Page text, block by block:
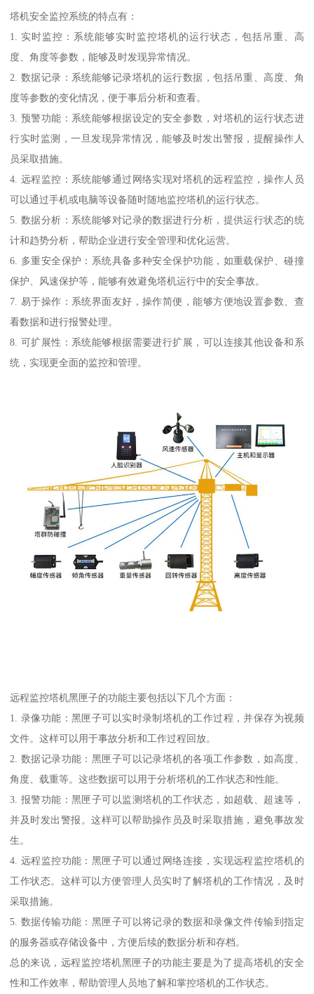
塔机安全监控系统的特点有：
1. 实时监控：系统能够实时监控塔机的运行状态，包括吊重、高
度、角度等参数，能够及时发现异常情况。
2. 数据记录：系统能够记录塔机的运行数据，包括吊重、高度、角
度等参数的变化情况，便于事后分析和查看。
3. 预警功能：系统能够根据设定的安全参数，对塔机的运行状态进
行实时监测，一旦发现异常情况，能够及时发出警报，提醒操作人
员采取措施。
4. 远程监控：系统能够通过网络实现对塔机的远程监控，操作人员
可以通过手机或电脑等设备随时随地监控塔机的运行状态。
5. 数据分析：系统能够对记录的数据进行分析，提供运行状态的统
计和趋势分析，帮助企业进行安全管理和优化运营。
6. 多重安全保护：系统具备多种安全保护功能，如重载保护、碰撞
保护、风速保护等，能够有效避免塔机运行中的安全事故。
7. 易于操作：系统界面友好，操作简便，能够方便地设置参数、查
看数据和进行报警处理。
8. 可扩展性：系统能够根据需要进行扩展，可以连接其他设备和系
统，实现更全面的监控和管理。
远程监控塔机黑匣子的功能主要包括以下几个方面：
1. 录像功能：黑匣子可以实时录制塔机的工作过程，并保存为视频
文件。这样可以用于事故分析和工作过程回放。
2. 数据记录功能：黑匣子可以记录塔机的各项工作参数，如高度、
角度、载重等。这些数据可以用于分析塔机的工作状态和性能。
3. 报警功能：黑匣子可以监测塔机的工作状态，如超载、超速等，
并及时发出警报。这样可以帮助操作员及时采取措施，避免事故发
生。
4. 远程监控功能：黑匣子可以通过网络连接，实现远程监控塔机的
工作状态。这样可以方便管理人员实时了解塔机的工作情况，及时
采取措施。
5. 数据传输功能：黑匣子可以将记录的数据和录像文件传输到指定
的服务器或存储设备中，方便后续的数据分析和存档。
总的来说，远程监控塔机黑匣子的功能主要是为了提高塔机的安全
性和工作效率，帮助管理人员地了解和掌控塔机的工作状态。